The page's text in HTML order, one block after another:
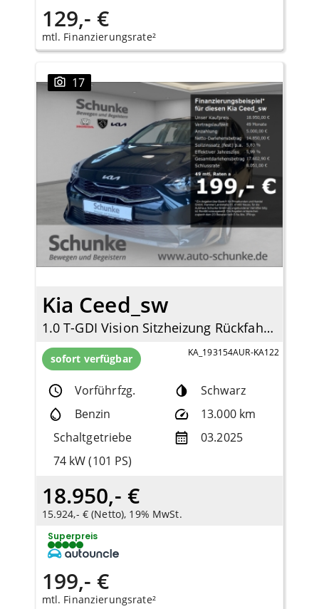
129,- €
mtl. Finanzierungsrate²
17
Kia Ceed_sw
1.0 T-GDI Vision Sitzheizung Rückfahrkamera Navi Apple CarPlay Android Auto DAB
sofort verfügbar KA_193154AUR-KA122
Vorführfzg.
Schwarz
Benzin
13.000 km
Schaltgetriebe
03.2025
74 kW (101 PS)
18.950,- €
15.924,- € (Netto), 19% MwSt.
Superpreis
199,- €
mtl. Finanzierungsrate²